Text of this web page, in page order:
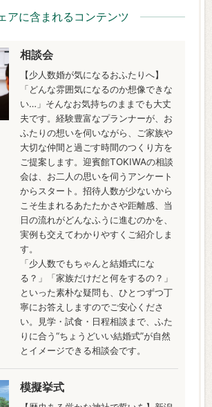
アに含まれるコンテンツ
相談会
【少人数婚が気になるおふたりへ】
「どんな雰囲気になるのか想像できな
い…」そんなお気持ちのままでも大丈
夫です。経験豊富なプランナーが、お
ふたりの想いを伺いながら、ご家族や
大切な仲間と過ごす時間のつくり方を
ご提案します。迎賓館TOKIWAの相談
会は、お二人の思いを伺うアンケート
からスタート。招待人数が少ないから
こそ生まれるあたたかさや距離感、当
日の流れがどんなふうに進むのかを、
実例も交えてわかりやすくご紹介しま
す。
「少人数でもちゃんと結婚式にな
る？」「家族だけだと何をするの？」
といった素朴な疑問も、ひとつずつ丁
寧にお答えしますのでご安心くださ
い。見学・試食・日程相談まで、ふた
りに合う“ちょうどいい結婚式”が自然
とイメージできる相談会です。
模擬挙式